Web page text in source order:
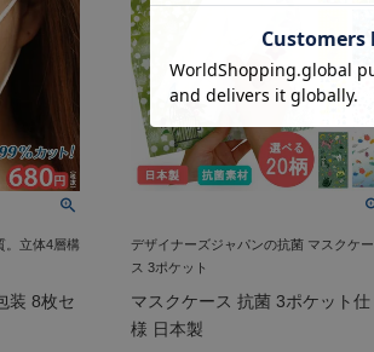
。立体4層構
装 8枚セ
デザイナーズジャパンの抗菌 マスクケー
ス 3ポケット
マスクケース 抗菌 3ポケット仕
様 日本製